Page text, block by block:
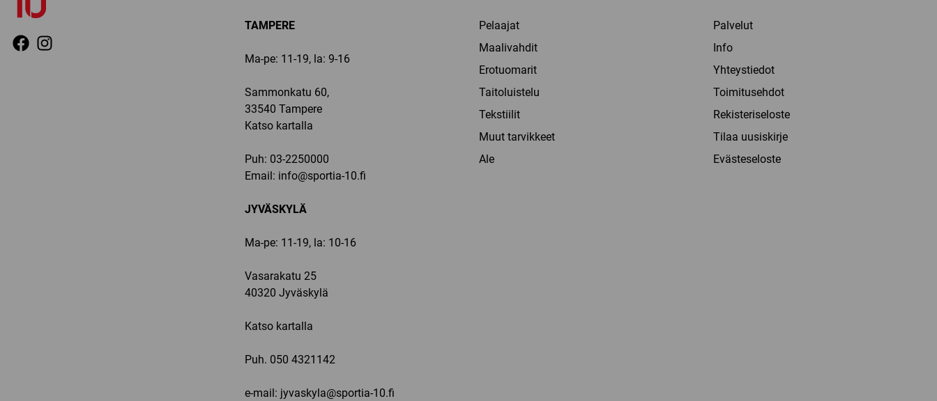
TAMPERE
Ma-pe: 11-19, la: 9-16
Sammonkatu 60,
33540 Tampere
Katso kartalla
Puh: 03-2250000
Email: info@sportia-10.fi
JYVÄSKYLÄ
Ma-pe: 11-19, la: 10-16
Vasarakatu 25
40320 Jyväskylä
Katso kartalla
Puh. 050 4321142
e-mail: jyvaskyla@sportia-10.fi
Pelaajat
Maalivahdit
Erotuomarit
Taitoluistelu
Tekstiilit
Muut tarvikkeet
Ale
Palvelut
Info
Yhteystiedot
Toimitusehdot
Rekisteriseloste
Tilaa uusiskirje
Evästeseloste